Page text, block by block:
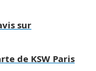
sur
de KSW Paris